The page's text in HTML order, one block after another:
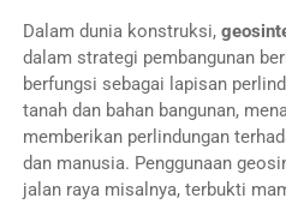
Dalam dunia konstruksi,
dalam strategi pembangunan
berfungsi sebagai lapisan
tanah dan bahan bangunan,
memberikan perlindungan
dan manusia. Penggunaan
jalan raya misalnya, terbukti